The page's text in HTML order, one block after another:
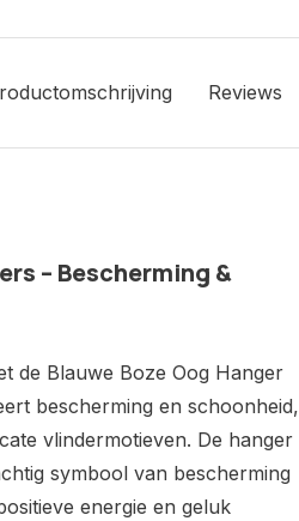
Reviews
– Bescherming &
de Blauwe Boze Oog Hanger
bescherming en schoonheid,
vlindermotieven. De hanger
symbool van bescherming
energie en geluk